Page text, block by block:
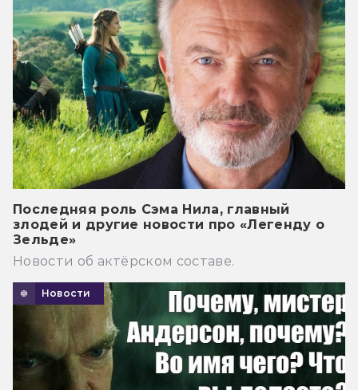
Последняя роль Сэма Нила, главный
злодей и другие новости про «Легенду о
Зельде»
Новости об актёрском составе.
Новости